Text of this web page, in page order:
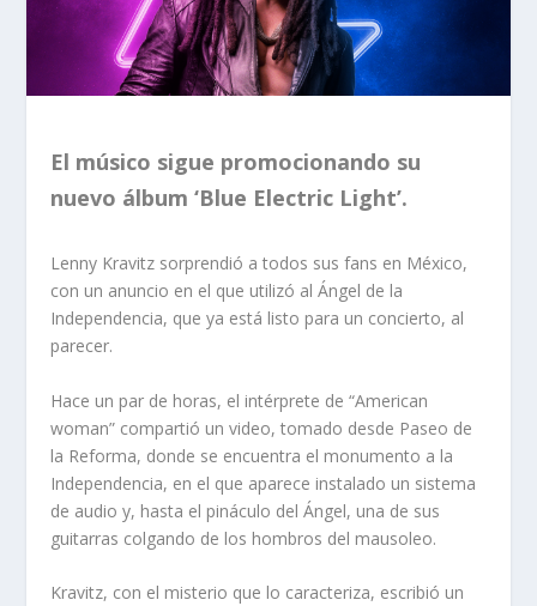
El músico sigue promocionando su
nuevo álbum ‘Blue Electric Light’.
Lenny Kravitz sorprendió a todos sus fans en México,
con un anuncio en el que utilizó al Ángel de la
Independencia, que ya está listo para un concierto, al
parecer.
Hace un par de horas, el intérprete de “American
woman” compartió un video, tomado desde Paseo de
la Reforma, donde se encuentra el monumento a la
Independencia, en el que aparece instalado un sistema
de audio y, hasta el pináculo del Ángel, una de sus
guitarras colgando de los hombros del mausoleo.
Kravitz, con el misterio que lo caracteriza, escribió un